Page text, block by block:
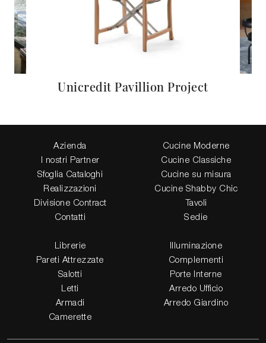
Unicredit Pavillion Project
Azienda
I nostri Partner
Sfoglia Cataloghi
Realizzazioni
Divisione Contract
Contatti
Cucine Moderne
Cucine Classiche
Cucine su misura
Cucine Shabby Chic
Tavoli
Sedie
Librerie
Pareti Attrezzate
Salotti
Letti
Armadi
Camerette
Illuminazione
Complementi
Porte Interne
Arredo Ufficio
Arredo Giardino